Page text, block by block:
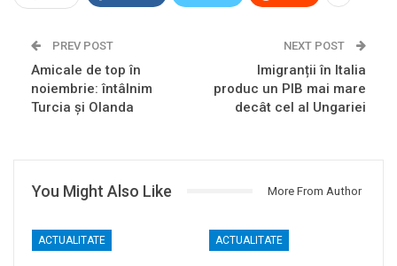
PREV POST
Amicale de top în
noiembrie: întâlnim
Turcia și Olanda
NEXT POST
Imigranții în Italia
produc un PIB mai mare
decât cel al Ungariei
You Might Also Like More From Author
ACTUALITATE ACTUALITATE